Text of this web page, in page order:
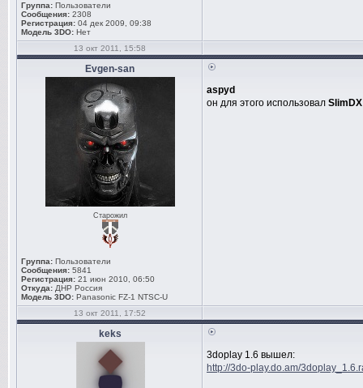
Группа: Пользователи
Сообщения: 2308
Регистрация: 04 дек 2009, 09:38
Модель 3DO: Нет
13 окт 2011, 15:58
Evgen-san
Старожил
Группа: Пользователи
Сообщения: 5841
Регистрация: 21 июн 2010, 06:50
Откуда: ДНР Россия
Модель 3DO: Panasonic FZ-1 NTSC-U
aspyd
он для этого использовал SlimDX
13 окт 2011, 17:52
keks
3doplay 1.6 вышел:
http://3do-play.do.am/